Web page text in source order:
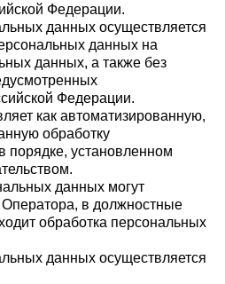
Федерации.
данных осуществляется
данных на
данных, а также без
Федерации.
как автоматизированную,
обработку
порядке, установленном
данных могут
Оператора, в должностные
обработка персональных
данных осуществляется